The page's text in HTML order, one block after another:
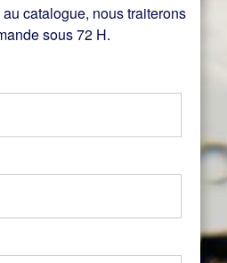
catalogue, nous traiterons
sous 72 H.